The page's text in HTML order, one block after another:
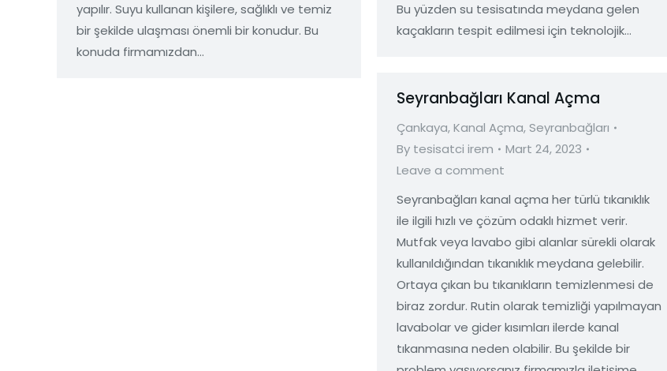
yapılır. Suyu kullanan kişilere, sağlıklı ve temiz
bir şekilde ulaşması önemli bir konudur. Bu
konuda firmamızdan…
Bu yüzden su tesisatında meydana gelen
kaçakların tespit edilmesi için teknolojik…
Seyranbağları Kanal Açma
Çankaya,Kanal Açma,Seyranbağları
By tesisatci irem
Mart 24, 2023
Leave a comment
Seyranbağları kanal açma her türlü tıkanıklık
ile ilgili hızlı ve çözüm odaklı hizmet verir.
Mutfak veya lavabo gibi alanlar sürekli olarak
kullanıldığından tıkanıklık meydana gelebilir.
Ortaya çıkan bu tıkanıkların temizlenmesi de
biraz zordur. Rutin olarak temizliği yapılmayan
lavabolar ve gider kısımları ilerde kanal
tıkanmasına neden olabilir. Bu şekilde bir